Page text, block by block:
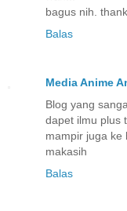
bagus nih.
Balas
Media Anime
Blog yang
dapet ilmu plus
mampir juga ke
makasih
Balas